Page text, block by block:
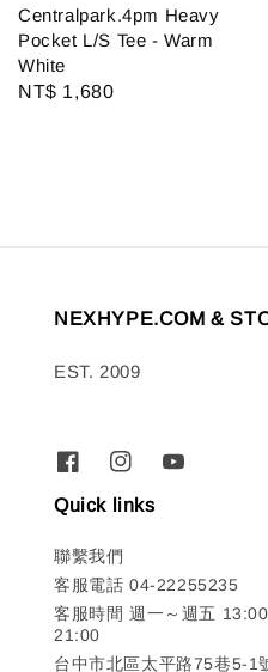
Centralpark.4pm Heavy
Pocket L/S Tee - Warm
White
Regular
NT$ 1,680
NEXHYPE.COM &
EST. 2009
Quick links
聯繫我們
客服電話 04-22255235
客服時間 週一～週五
21:00
台中市北區太平路75巷5-1